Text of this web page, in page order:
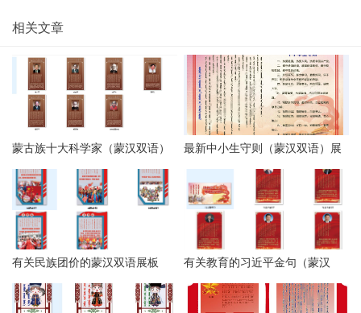
相关文章
蒙古族十大科学家（蒙汉双语）
psd
最新中小生守则（蒙汉双语）展
有关民族团价的蒙汉双语展板
psd
有关教育的习近平金句（蒙汉
版）psd高清